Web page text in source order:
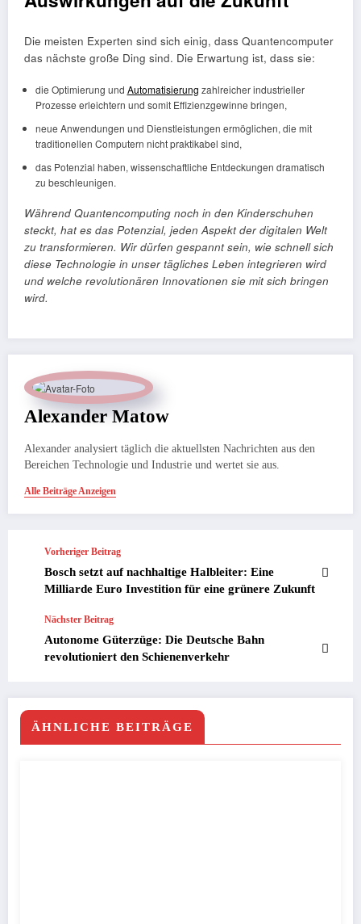
Die meisten Experten sind sich einig, dass Quantencomputer
das nächste große Ding sind. Die Erwartung ist, dass sie:
die Optimierung und Automatisierung zahlreicher industrieller
Prozesse erleichtern und somit Effizienzgewinne bringen,
neue Anwendungen und Dienstleistungen ermöglichen, die mit
traditionellen Computern nicht praktikabel sind,
das Potenzial haben, wissenschaftliche Entdeckungen dramatisch
zu beschleunigen.
Während Quantencomputing noch in den Kinderschuhen
steckt, hat es das Potenzial, jeden Aspekt der digitalen Welt
zu transformieren. Wir dürfen gespannt sein, wie schnell sich
diese Technologie in unser tägliches Leben integrieren wird
und welche revolutionären Innovationen sie mit sich bringen
wird.
Alexander Matow
Alexander analysiert täglich die aktuellsten Nachrichten aus den
Bereichen Technologie und Industrie und wertet sie aus.
Alle Beiträge Anzeigen
Vorheriger Beitrag
Bosch setzt auf nachhaltige Halbleiter: Eine
Milliarde Euro Investition für eine grünere Zukunft
Nächster Beitrag
Autonome Güterzüge: Die Deutsche Bahn
revolutioniert den Schienenverkehr
ÄHNLICHE BEITRÄGE